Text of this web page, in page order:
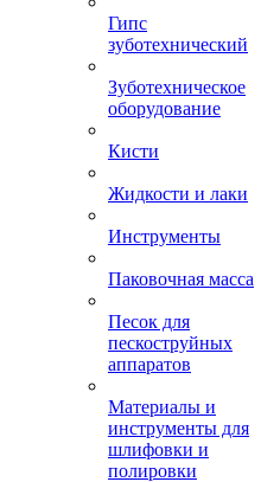
Гипс
зуботехнический
Зуботехническое
оборудование
Кисти
Жидкости и лаки
Инструменты
Паковочная масса
Песок для
пескоструйных
аппаратов
Материалы и
инструменты для
шлифовки и
полировки